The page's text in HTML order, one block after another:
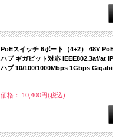
PoEスイッチ 6ポート（4+2） 48V
ハブ ギガビット対応 IEEE802.3af/at
ハブ 10/100/1000Mbps 1Gbps
価格： 10,400円(税込)